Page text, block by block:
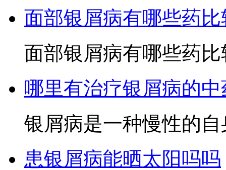
面部银屑病有哪些药比
面部银屑病有哪些药
哪里有治疗银屑病的中
银屑病是一种慢性的
患银屑病能晒太阳吗吗